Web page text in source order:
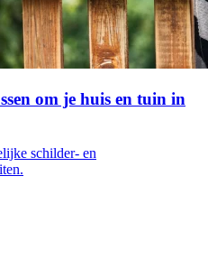
om je huis en tuin in
schilder- en